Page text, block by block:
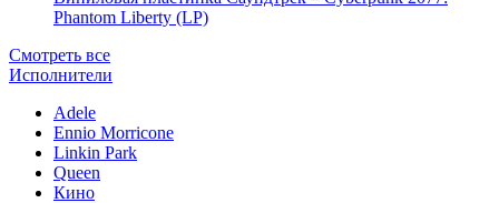
Phantom Liberty (LP)
Смотреть все
Исполнители
Adele
Ennio Morricone
Linkin Park
Queen
Кино